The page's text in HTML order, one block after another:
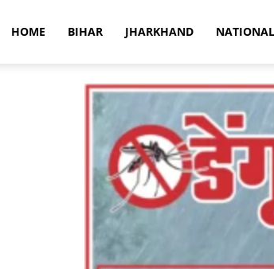
HOME BIHAR JHARKHAND NATIONAL